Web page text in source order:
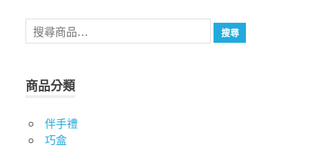
搜
尋
鍵
字:
搜尋
商品分類
伴手禮
巧盒